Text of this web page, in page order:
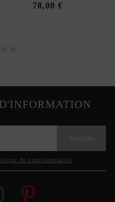
78,00 €
de confidentialité